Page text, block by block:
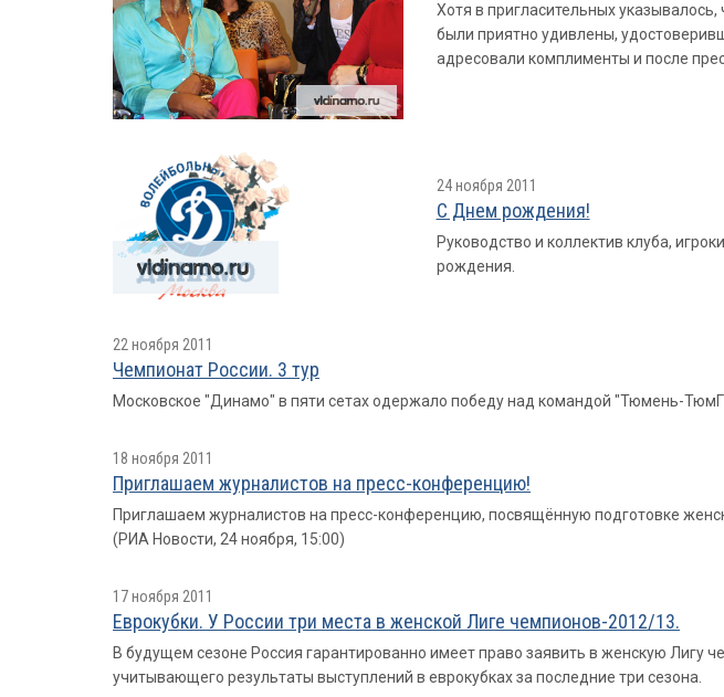
Хотя в пригласительных
были приятно удивлены,
адресовали комплименты и после
24 ноября 2011
С Днем рождения!
Руководство и коллектив клуба,
рождения.
22 ноября 2011
Чемпионат России. 3 тур
Московское "Динамо" в пяти сетах одержало победу над командой "Тюмень-
18 ноября 2011
Приглашаем журналистов на пресс-конференцию!
Приглашаем журналистов на пресс-конференцию, посвящённую подготовке
(РИА Новости, 24 ноября, 15:00)
17 ноября 2011
Еврокубки. У России три места в женской Лиге чемпионов-2012/13.
В будущем сезоне Россия гарантированно имеет право заявить в женскую Лигу
учитывающего результаты выступлений в еврокубках за последние три сезона.